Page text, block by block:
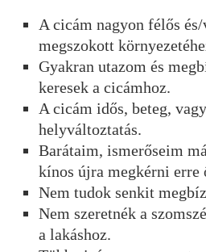
A cicám nagyon félős
megszokott
Gyakran utazom és
keresek a cicámhoz.
A cicám idős, beteg,
helyváltoztatás.
Barátaim, ismerőseim
kínos újra megkérni erre
Nem tudok senkit
Nem szeretnék a
a lakáshoz.